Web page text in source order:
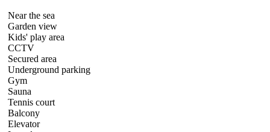
Near the sea
Garden view
Kids' play area
CCTV
Secured area
Underground parking
Gym
Sauna
Tennis court
Balcony
Elevator